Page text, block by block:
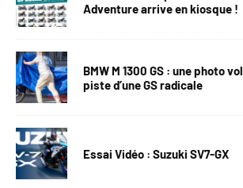
Adventure arrive en kiosque !
BMW M 1300 GS : une photo
piste d’une GS radicale
Essai Vidéo : Suzuki SV7-GX